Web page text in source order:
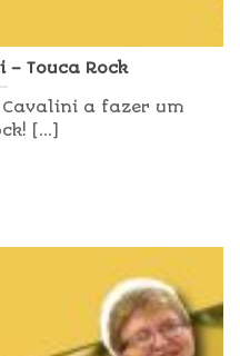
– Touca Rock
Cavalini a fazer um
[...]